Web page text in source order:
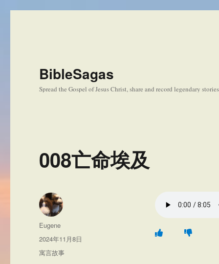
BibleSagas
Spread the Gospel of Jesus Christ, share and record legendary
008亡命埃及
作
者
Eugene
发
布
于
2024年11月8日
分
寓言故事